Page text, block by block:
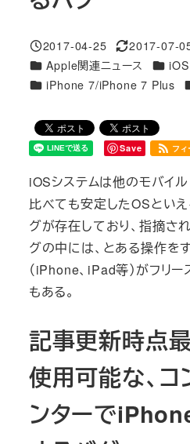
投稿日
2017-04-25
更新日
2017-07-
カテゴリー
Apple関連ニュース カテゴ
カテゴリー
iPhone 7/iPhone 7 Plus
Save フィ
iOSシステムは他のモバイル
比べても安定したOSとい
グが存在しており、指摘さ
グの中には、とある操作を
（iPhone、iPad等）がフリ
もある。
記事更新時点
使用可能な、コ
ンターで